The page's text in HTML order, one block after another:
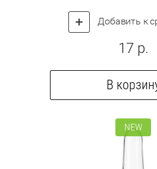
Добавить к
17р.
В
NEW